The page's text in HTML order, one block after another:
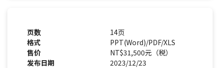
页数
14页
格式
PPT(Word)/PDF/XLS
售价
NT$31,500元（税）
发布日期
2023/12/23